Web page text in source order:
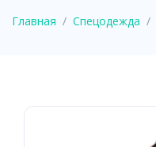
Главная Спецодежда